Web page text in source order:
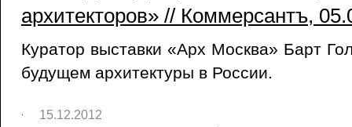
архитекторов» // Коммерсантъ,
Куратор выставки «Арх Москва» Барт
будущем архитектуры в России.
15.12.2012